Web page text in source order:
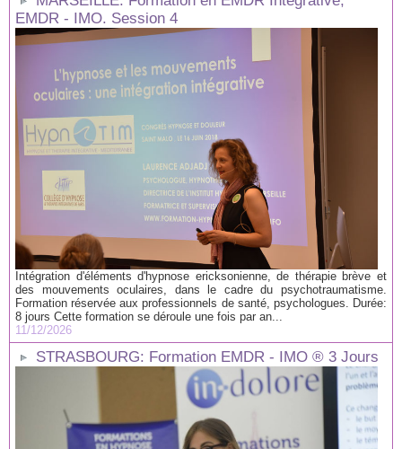
EMDR - IMO. Session 4
Intégration d'éléments d'hypnose ericksonienne, de thérapie brève et
des mouvements oculaires, dans le cadre du psychotraumatisme.
Formation réservée aux professionnels de santé, psychologues. Durée:
8 jours Cette formation se déroule une fois par an...
11/12/2026
STRASBOURG: Formation EMDR - IMO ® 3 Jours